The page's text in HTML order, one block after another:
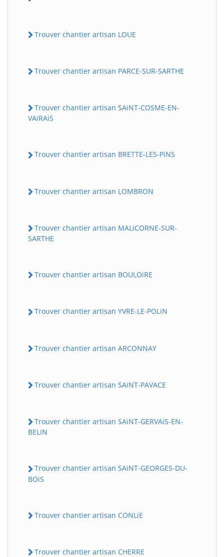
Trouver chantier artisan LOUE
Trouver chantier artisan PARCE-SUR-SARTHE
Trouver chantier artisan SAiNT-COSME-EN-
VAiRAiS
Trouver chantier artisan BRETTE-LES-PiNS
Trouver chantier artisan LOMBRON
Trouver chantier artisan MALiCORNE-SUR-
SARTHE
Trouver chantier artisan BOULOiRE
Trouver chantier artisan YVRE-LE-POLiN
Trouver chantier artisan ARCONNAY
Trouver chantier artisan SAiNT-PAVACE
Trouver chantier artisan SAiNT-GERVAiS-EN-
BELiN
Trouver chantier artisan SAiNT-GEORGES-DU-
BOiS
Trouver chantier artisan CONLiE
Trouver chantier artisan CHERRE